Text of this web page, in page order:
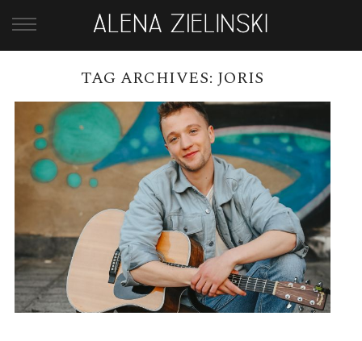
TAG ARCHIVES: JORIS
JORIS UND FREE NOW-
AKUSTIK-KONZERTE IN BERLIN
READ MORE →